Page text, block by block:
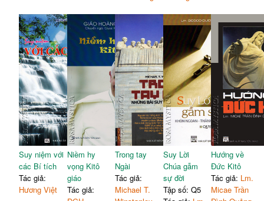
Suy niệm với
các Bí tích
Tác giả:
Hương Việt
Niềm hy
vọng Kitô
giáo
Tác giả:
Trong tay
Ngài
Tác giả:
Michael T.
Suy Lời
Chúa gẫm
sự đời
Tập số: Q5
Hướng về
Đức Kitô
Tác giả: Lm.
Micae Trần